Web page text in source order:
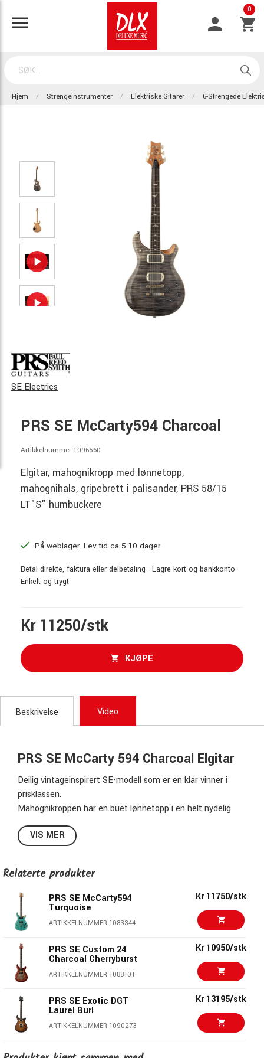
0
Hjem Strengeinstrumenter Elektriske Gitarer 6-Strengede
SE Electrics
PRS SE McCarty594 Charcoal
Artikkelnummer 1096560
Elgitar, mahognikropp med lønnetopp,
mahognihals, gripebrett i palisander, PRS 58/15
LT"S" humbuckere
På weblager. Lev.tid ca 5-10 dager
Betal direkte, faktura eller delbetaling - Lagre kort og bankkonto -
Enkelt og trygt
Kr 11250/stk
KJØPE
Beskrivelse Video
PRS SE McCarty 594 Charcoal Elgitar
Deilig vintageinspirert SE-modell som er en klar vinner i
prisklassen.
Mahognikroppen har en buet lønnetopp i en helt nydelig
finish. Halsen er av mahogni med gripebrett i palisander og
PRS klassiske Bird-innlegg.
en fet humbucker-lyd og en klassisk single coil-karakter
med en kvalitet klar for turnè.
Spesifikasjoner SE McCarty 594:
VIS MER
Relaterte produkter
PRS SE McCarty594
Turquoise
ARTIKKELNUMMER 1083344
Kr 11750/stk
PRS SE Custom 24
Charcoal Cherryburst
ARTIKKELNUMMER 1088101
Kr 10950/stk
PRS SE Exotic DGT
Laurel Burl
ARTIKKELNUMMER 1090273
Kr 13195/stk
PRS SE Custom 24-08